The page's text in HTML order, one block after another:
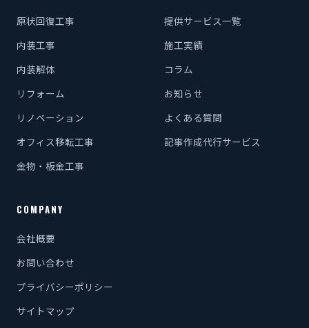
原状回復工事
内装工事
内装解体
リフォーム
リノベーション
オフィス移転工事
金物・板金工事
提供サービス一覧
施工実績
コラム
お知らせ
よくある質問
記事作成代行サービス
COMPANY
会社概要
お問い合わせ
プライバシーポリシー
サイトマップ